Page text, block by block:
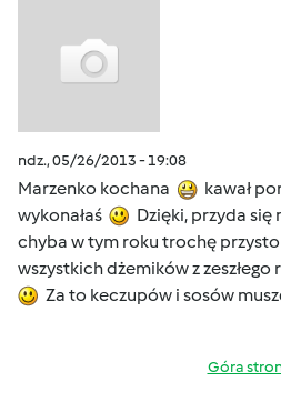
ndz., 05/26/2013 - 19:08
Marzenko kochana
kawał
wykonałaś
Dzięki, przyda się
chyba w tym roku trochę
wszystkich dżemików z
Za to keczupów i sosów
Góra